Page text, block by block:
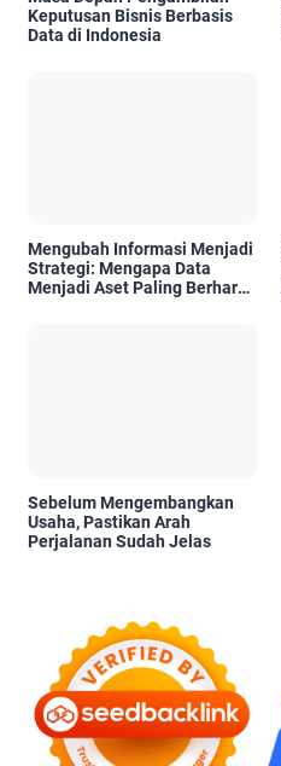
Keputusan Bisnis Berbasis
Data di Indonesia
Mengubah Informasi Menjadi
Strategi: Mengapa Data
Menjadi Aset Paling Berharga
Sebelum Mengembangkan
Usaha, Pastikan Arah
Perjalanan Sudah Jelas